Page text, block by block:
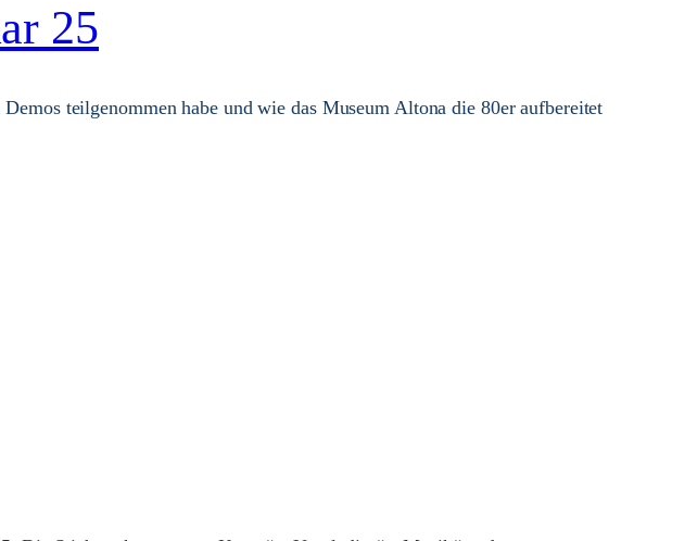
25
teilgenommen habe und wie das Museum Altona die 80er aufbereitet